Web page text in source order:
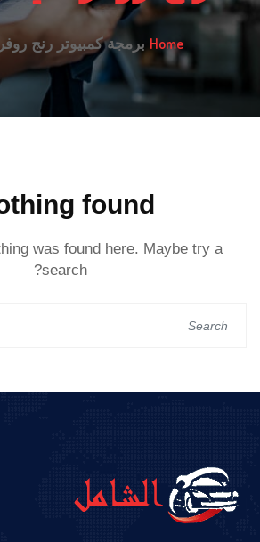
Home برمجة كمبيوتر رنج
found!
was found here. Maybe try a
search?